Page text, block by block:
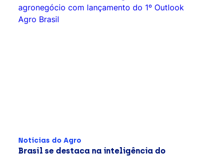
Notícias do Agro
Brasil se destaca na inteligência do